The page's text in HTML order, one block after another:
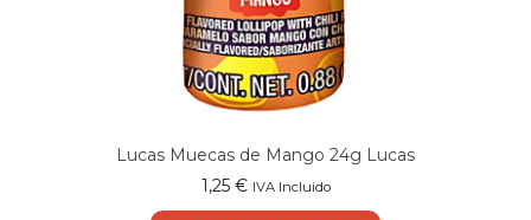
Lucas Muecas de Mango 24g Lucas
1,25 € IVA Incluido